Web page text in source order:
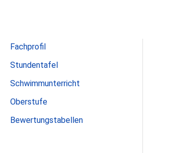
Fachprofil
Stundentafel
Schwimmunterricht
Oberstufe
Bewertungstabellen